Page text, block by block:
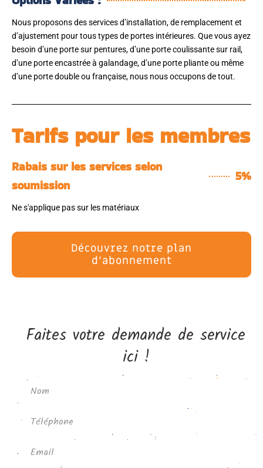
Nous proposons des services d’installation, de remplacement et
d’ajustement pour tous types de portes intérieures. Que vous ayez
besoin d’une porte sur pentures, d’une porte coulissante sur rail,
d’une porte encastrée à galandage, d’une porte pliante ou même
d’une porte double ou française, nous nous occupons de tout.
Tarifs pour les membres
Rabais sur les services selon
soumission
5%
Ne s'applique pas sur les matériaux
Découvrez notre plan
d'abonnement